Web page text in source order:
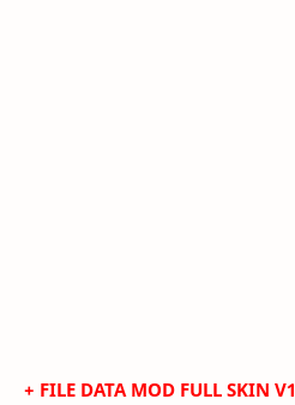
+ FILE DATA MOD FULL SKIN V1